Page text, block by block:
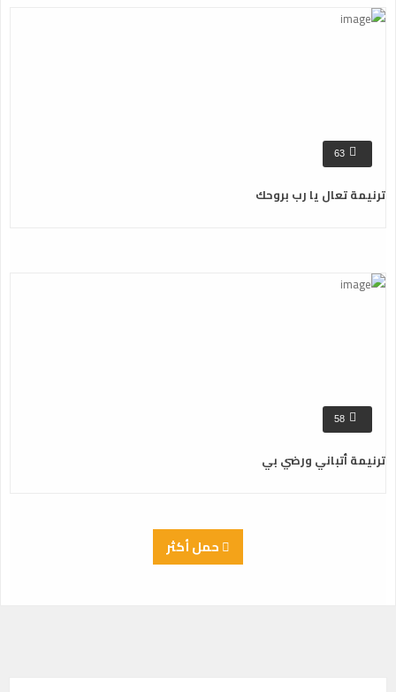
63
ترنيمة تعال يا رب بروحك
58
ترنيمة أتباني ورضي بي
حمل أكثر